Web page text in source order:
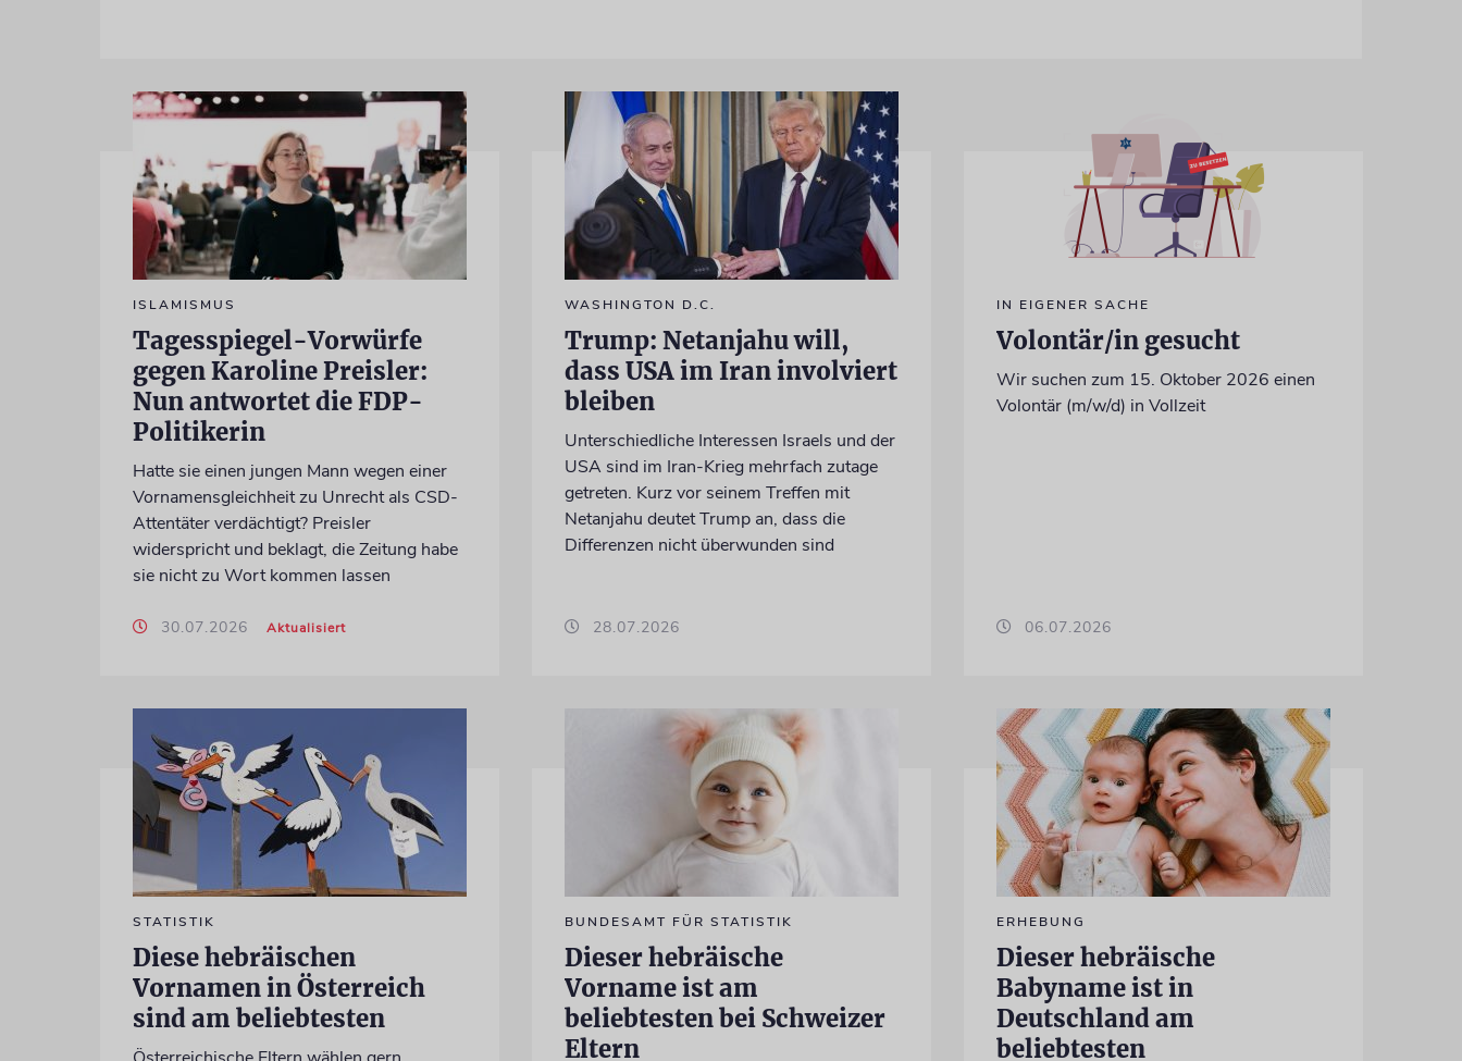
ISLAMISMUS
Tagesspiegel-Vorwürfe
gegen Karoline Preisler:
Nun antwortet die FDP-
Politikerin
Hatte sie einen jungen Mann wegen einer
Vornamensgleichheit zu Unrecht als CSD-
Attentäter verdächtigt? Preisler
widerspricht und beklagt, die Zeitung habe
sie nicht zu Wort kommen lassen
30.07.2026 Aktualisiert
WASHINGTON D.C.
Trump: Netanjahu will,
dass USA im Iran involviert
bleiben
Unterschiedliche Interessen Israels und der
USA sind im Iran-Krieg mehrfach zutage
getreten. Kurz vor seinem Treffen mit
Netanjahu deutet Trump an, dass die
Differenzen nicht überwunden sind
28.07.2026
IN EIGENER SACHE
Volontär/in gesucht
Wir suchen zum 15. Oktober 2026 einen
Volontär (m/w/d) in Vollzeit
06.07.2026
STATISTIK
Diese hebräischen
Vornamen in Österreich
sind am beliebtesten
BUNDESAMT FÜR STATISTIK
Dieser hebräische
Vorname ist am
beliebtesten bei Schweizer
Eltern
ERHEBUNG
Dieser hebräische
Babyname ist in
Deutschland am
beliebtesten